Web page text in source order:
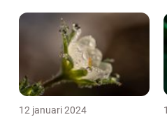
12 januari 2024